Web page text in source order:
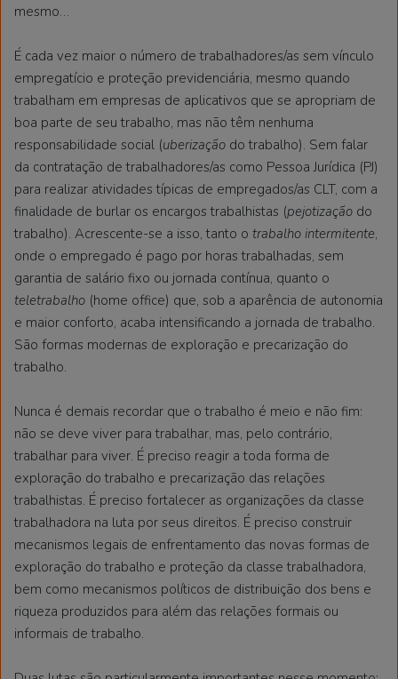
mesmo…
É cada vez maior o número de trabalhadores/as sem vínculo
empregatício e proteção previdenciária, mesmo quando
trabalham em empresas de aplicativos que se apropriam de
boa parte de seu trabalho, mas não têm nenhuma
responsabilidade social (uberização do trabalho). Sem falar
da contratação de trabalhadores/as como Pessoa Jurídica (PJ)
para realizar atividades típicas de empregados/as CLT, com a
finalidade de burlar os encargos trabalhistas (pejotização do
trabalho). Acrescente-se a isso, tanto o trabalho intermitente,
onde o empregado é pago por horas trabalhadas, sem
garantia de salário fixo ou jornada contínua, quanto o
teletrabalho (home office) que, sob a aparência de autonomia
e maior conforto, acaba intensificando a jornada de trabalho.
São formas modernas de exploração e precarização do
trabalho.
Nunca é demais recordar que o trabalho é meio e não fim:
não se deve viver para trabalhar, mas, pelo contrário,
trabalhar para viver. É preciso reagir a toda forma de
exploração do trabalho e precarização das relações
trabalhistas. É preciso fortalecer as organizações da classe
trabalhadora na luta por seus direitos. É preciso construir
mecanismos legais de enfrentamento das novas formas de
exploração do trabalho e proteção da classe trabalhadora,
bem como mecanismos políticos de distribuição dos bens e
riqueza produzidos para além das relações formais ou
informais de trabalho.